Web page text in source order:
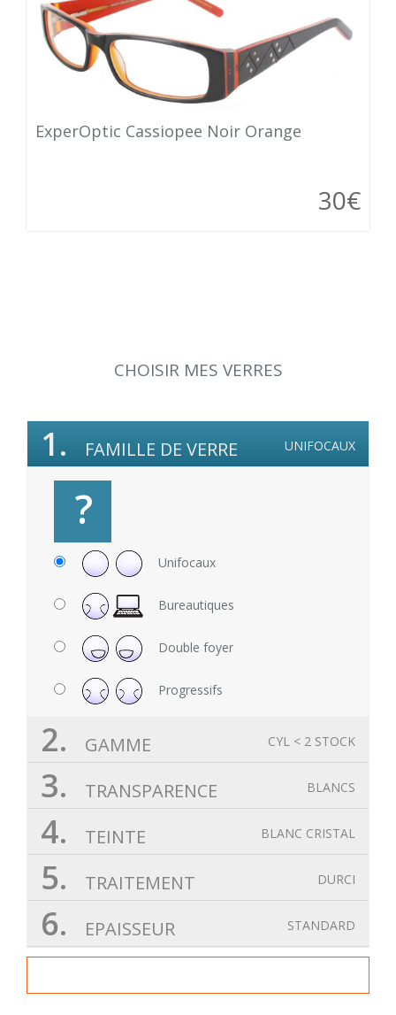
ExperOptic Cassiopee Noir Orange
30€
CHOISIR MES VERRES
UNIFOCAUX
1. FAMILLE DE VERRE
?
Unifocaux
Bureautiques
Double foyer
Progressifs
CYL < 2 STOCK
2. GAMME
BLANCS
3. TRANSPARENCE
BLANC CRISTAL
4. TEINTE
DURCI
5. TRAITEMENT
STANDARD
6. EPAISSEUR